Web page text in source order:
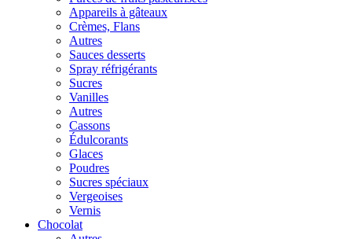
Appareils à gâteaux
Crèmes, Flans
Autres
Sauces desserts
Spray réfrigérants
Sucres
Vanilles
Autres
Cassons
Édulcorants
Glaces
Poudres
Sucres spéciaux
Vergeoises
Vernis
Chocolat